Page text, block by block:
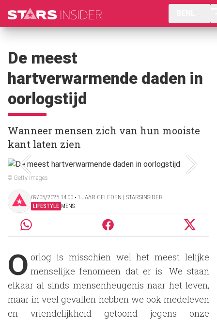
De meest
hartverwarmende daden in
oorlogstijd
Wanneer mensen zich van hun mooiste
kant laten zien
© Getty Images
09/05/2025 14:00 ‧ 1 JAAR GELEDEN | STARSINSIDER
LIFESTYLE MENS
O orlog is misschien wel het meest lelijke
menselijke fenomeen dat er is. We staan
elkaar al sinds mensenheugenis naar het leven,
maar in veel gevallen hebben we ook medeleven
en vriendelijkheid getoond jegens onze